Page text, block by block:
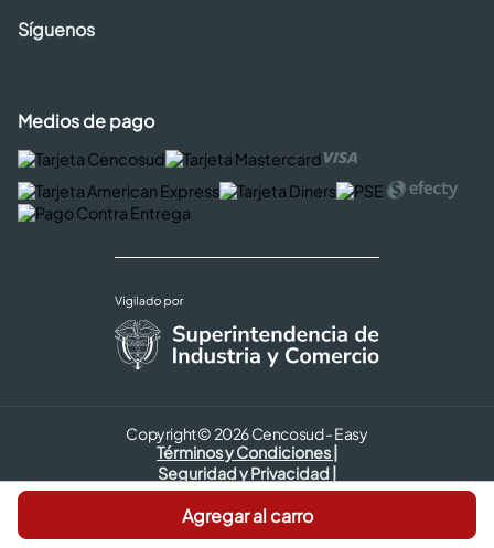
Agregar al carro
Síguenos
Medios de pago
Copyright © 2026 Cencosud - Easy
Términos y Condiciones |
Seguridad y Privacidad |
Código de ética